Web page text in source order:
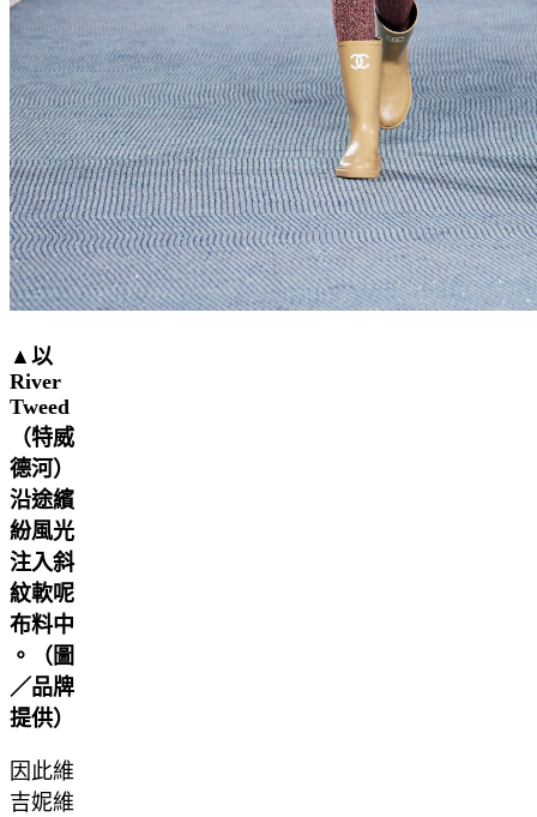
▲以
River
Tweed
（特威
德河）
沿途繽
紛風光
注入斜
紋軟呢
布料中
。（圖
／品牌
提供）
因此維
吉妮維